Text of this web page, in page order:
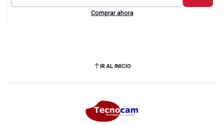
Cantidad
Comprar ahora
IR AL INICIO